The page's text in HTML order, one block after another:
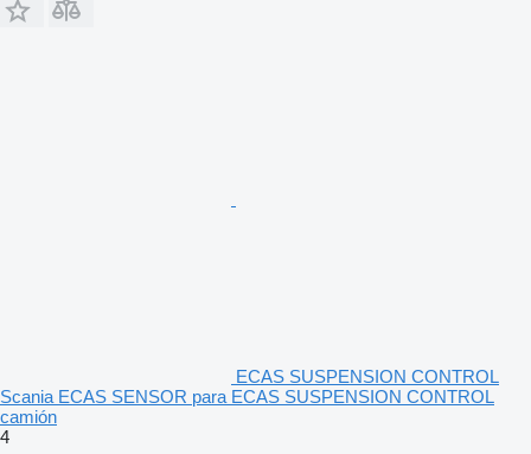
ECAS SUSPENSION CONTROL
Scania ECAS SENSOR para ECAS SUSPENSION CONTROL
camión
4